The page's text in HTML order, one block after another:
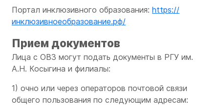
Портал инклюзивного образования: https://
инклюзивноеобразование.рф/
Прием документов
Лица с ОВЗ могут подать документы в РГУ им.
А.Н. Косыгина и филиалы:
1) очно или через операторов почтовой связи
общего пользования по следующим адресам: